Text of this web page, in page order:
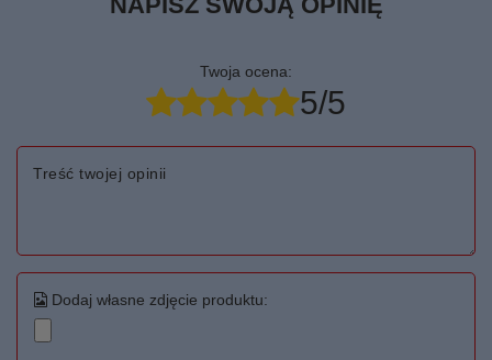
Twoja ocena:
5/5
Treść twojej opinii
Dodaj własne zdjęcie produktu: